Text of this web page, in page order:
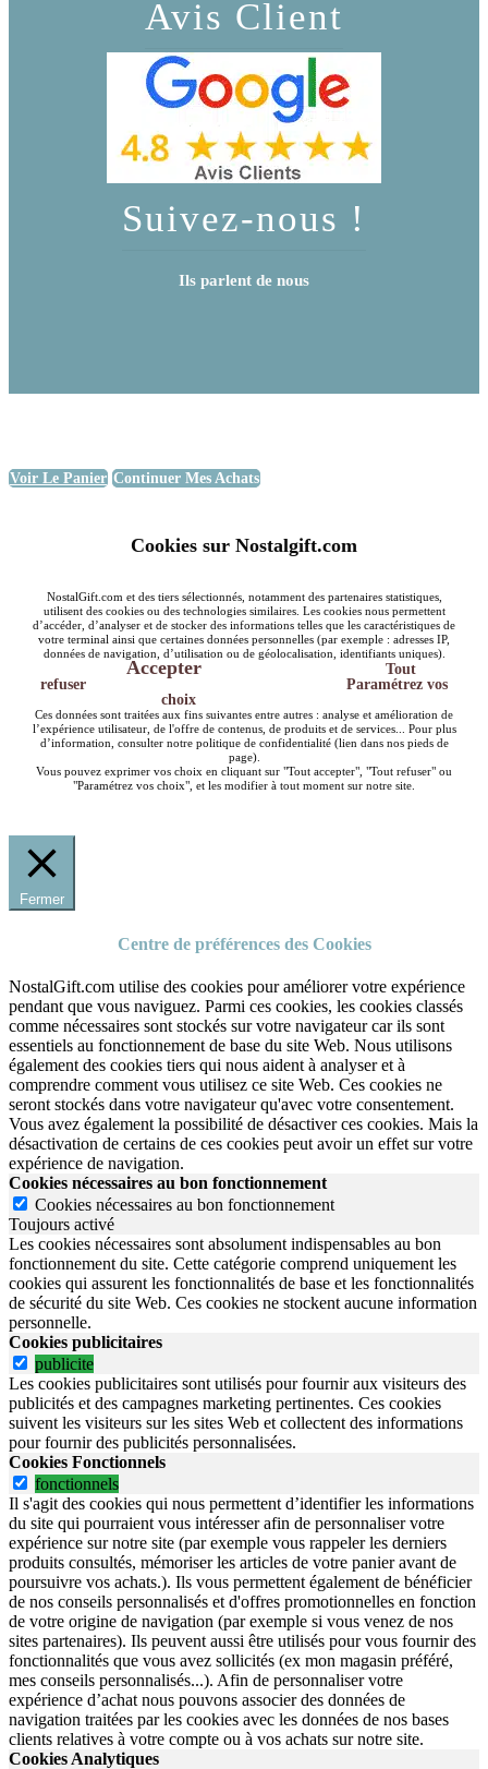
Avis Client
Suivez-nous !
Ils parlent de nous
Voir Le Panier Continuer Mes Achats
Cookies sur Nostalgift.com
NostalGift.com et des tiers sélectionnés, notamment des partenaires statistiques,
utilisent des cookies ou des technologies similaires. Les cookies nous permettent
d’accéder, d’analyser et de stocker des informations telles que les caractéristiques de
votre terminal ainsi que certaines données personnelles (par exemple : adresses IP,
données de navigation, d’utilisation ou de géolocalisation, identifiants uniques).
Accepter
Tout
refuser
Paramétrez vos
choix
Ces données sont traitées aux fins suivantes entre autres : analyse et amélioration de
l’expérience utilisateur, de l'offre de contenus, de produits et de services... Pour plus
d’information, consulter notre politique de confidentialité (lien dans nos pieds de
page).
Vous pouvez exprimer vos choix en cliquant sur "Tout accepter", "Tout refuser" ou
"Paramétrez vos choix", et les modifier à tout moment sur notre site.
Fermer
Centre de préférences des Cookies
NostalGift.com utilise des cookies pour améliorer votre expérience
pendant que vous naviguez. Parmi ces cookies, les cookies classés
comme nécessaires sont stockés sur votre navigateur car ils sont
essentiels au fonctionnement de base du site Web. Nous utilisons
également des cookies tiers qui nous aident à analyser et à
comprendre comment vous utilisez ce site Web. Ces cookies ne
seront stockés dans votre navigateur qu'avec votre consentement.
Vous avez également la possibilité de désactiver ces cookies. Mais la
désactivation de certains de ces cookies peut avoir un effet sur votre
expérience de navigation.
Cookies nécessaires au bon fonctionnement
Cookies nécessaires au bon fonctionnement
Toujours activé
Les cookies nécessaires sont absolument indispensables au bon
fonctionnement du site. Cette catégorie comprend uniquement les
cookies qui assurent les fonctionnalités de base et les fonctionnalités
de sécurité du site Web. Ces cookies ne stockent aucune information
personnelle.
Cookies publicitaires
publicite
Les cookies publicitaires sont utilisés pour fournir aux visiteurs des
publicités et des campagnes marketing pertinentes. Ces cookies
suivent les visiteurs sur les sites Web et collectent des informations
pour fournir des publicités personnalisées.
Cookies Fonctionnels
fonctionnels
Il s'agit des cookies qui nous permettent d’identifier les informations
du site qui pourraient vous intéresser afin de personnaliser votre
expérience sur notre site (par exemple vous rappeler les derniers
produits consultés, mémoriser les articles de votre panier avant de
poursuivre vos achats.). Ils vous permettent également de bénéficier
de nos conseils personnalisés et d'offres promotionnelles en fonction
de votre origine de navigation (par exemple si vous venez de nos
sites partenaires). Ils peuvent aussi être utilisés pour vous fournir des
fonctionnalités que vous avez sollicités (ex mon magasin préféré,
mes conseils personnalisés...). Afin de personnaliser votre
expérience d’achat nous pouvons associer des données de
navigation traitées par les cookies avec les données de nos bases
clients relatives à votre compte ou à vos achats sur notre site.
Cookies Analytiques